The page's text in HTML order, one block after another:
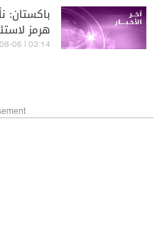
باكستان:
هرمز
وطهران
03:14 | 2026-08-06